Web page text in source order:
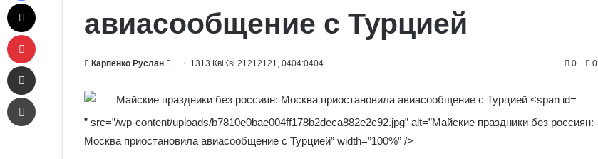
авиасообщение с Турцией
Карпенко Руслан
Send
email
1313.КвіКві.21212121, 0404:0404 0 0
” src=”/wp-content/uploads/b7810e0bae004ff178b2deca882e2c92.jpg” alt=”Майские праздники без россиян:
Москва приостановила авиасообщение с Турцией” width=”100%” />